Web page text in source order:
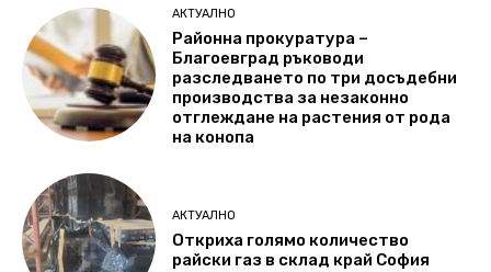
АКТУАЛНО
Районна прокуратура –
Благоевград ръководи
разследването по три досъдебни
производства за незаконно
отглеждане на растения от рода
на конопа
АКТУАЛНО
Откриха голямо количество
райски газ в склад край София